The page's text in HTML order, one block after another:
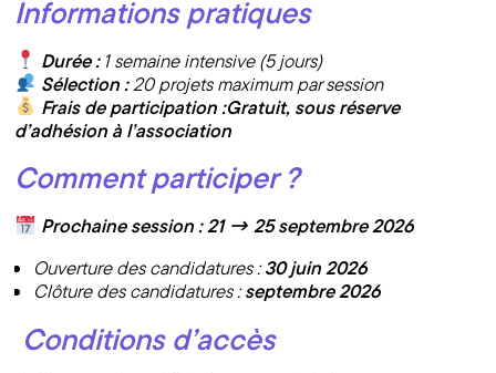
Informations pratiques
Durée :1 semaine intensive (5 jours)
Sélection :20 projets maximum par session
Frais de participation :Gratuit, sous réserve
d’adhésion à l’association
Comment participer ?
Prochaine session : 21 → 25 septembre 2026
Ouverture des candidatures :30 juin 2026
Clôture des candidatures :septembre 2026
Conditions d’accès